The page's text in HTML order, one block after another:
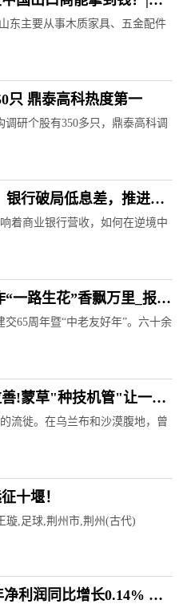
东主要从事木质家具、五金配件
只 鼎泰高科热度第一
研个股有350多只，鼎泰高科调
行破局低息差，推进综
着商业银行营收，如何在逆境中
一路生花”香飘万里_报资
交65周年暨“中老友好年”。六十余
!蒙草"种技机管"让一颗
流徙。在乌兰布和沙漠腹地，曾
十堰！
璇,足球,荆州市,荆州(古代)
净利润同比增长0.14% 拟